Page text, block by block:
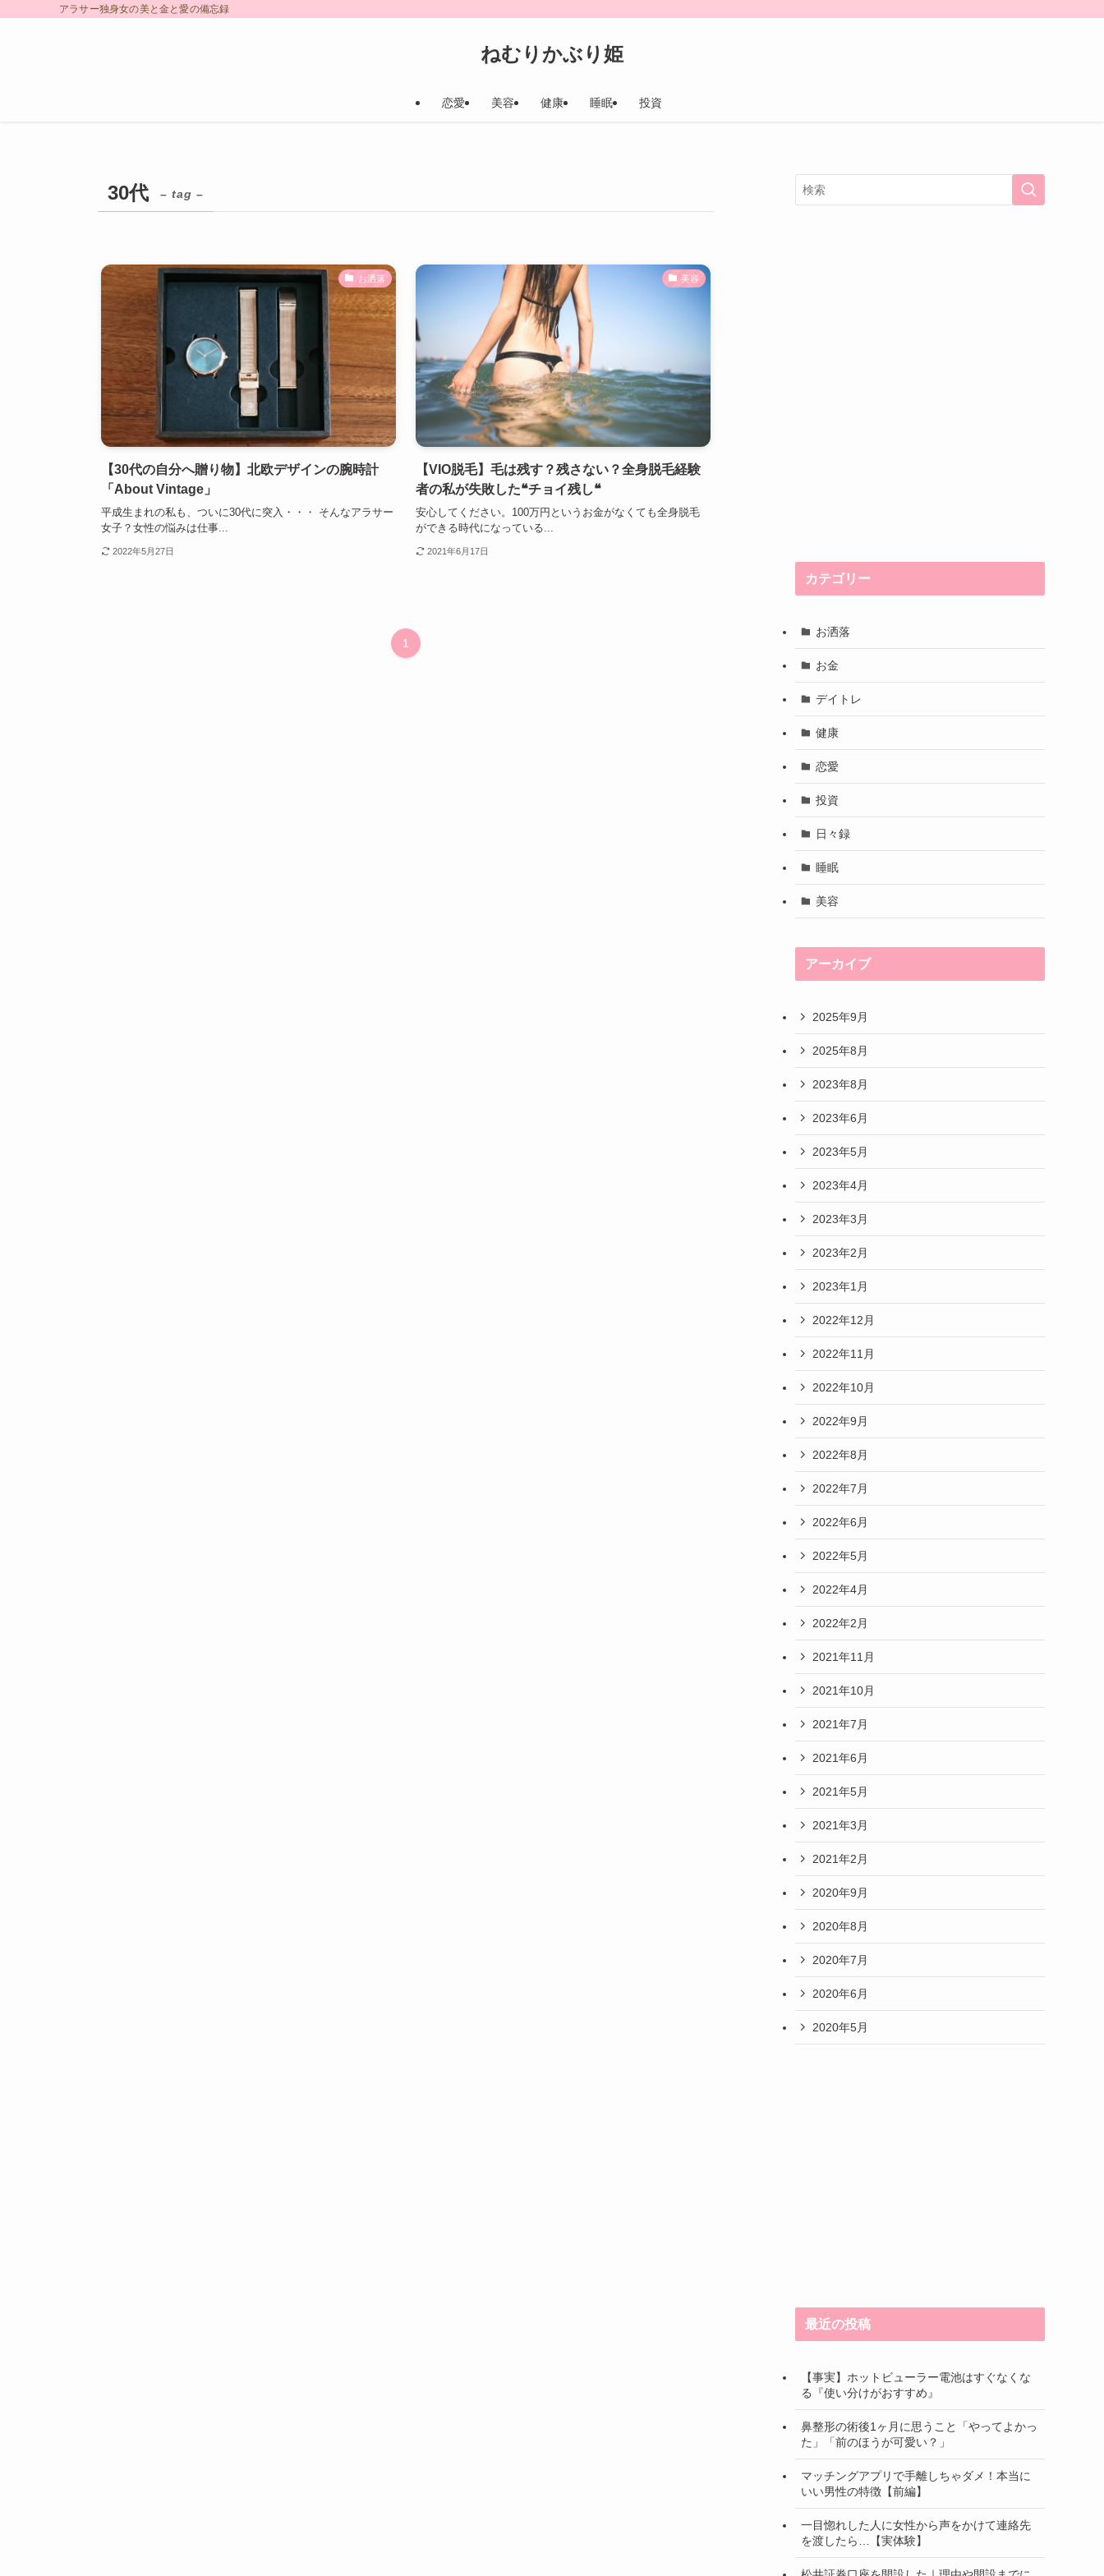
アラサー独身女の美と金と愛の備忘録
ねむりかぶり姫
恋愛 美容 健康 睡眠 投資
30代 – tag –
お洒落
【30代の自分へ贈り物】北欧デザインの腕時計
「About Vintage」
平成生まれの私も、ついに30代に突入・・・ そんなアラサー
女子？女性の悩みは仕事...
2022年5月27日
美容
【VIO脱毛】毛は残す？残さない？全身脱毛経験
者の私が失敗した❝チョイ残し❝
安心してください。100万円というお金がなくても全身脱毛
ができる時代になっている...
2021年6月17日
1
カテゴリー
お洒落
お金
デイトレ
健康
恋愛
投資
日々録
睡眠
美容
アーカイブ
2025年9月
2025年8月
2023年8月
2023年6月
2023年5月
2023年4月
2023年3月
2023年2月
2023年1月
2022年12月
2022年11月
2022年10月
2022年9月
2022年8月
2022年7月
2022年6月
2022年5月
2022年4月
2022年2月
2021年11月
2021年10月
2021年7月
2021年6月
2021年5月
2021年3月
2021年2月
2020年9月
2020年8月
2020年7月
2020年6月
2020年5月
最近の投稿
【事実】ホットビューラー電池はすぐなくな
る『使い分けがおすすめ』
鼻整形の術後1ヶ月に思うこと「やってよかっ
た」「前のほうが可愛い？」
マッチングアプリで手離しちゃダメ！本当に
いい男性の特徴【前編】
一目惚れした人に女性から声をかけて連絡先
を渡したら…【実体験】